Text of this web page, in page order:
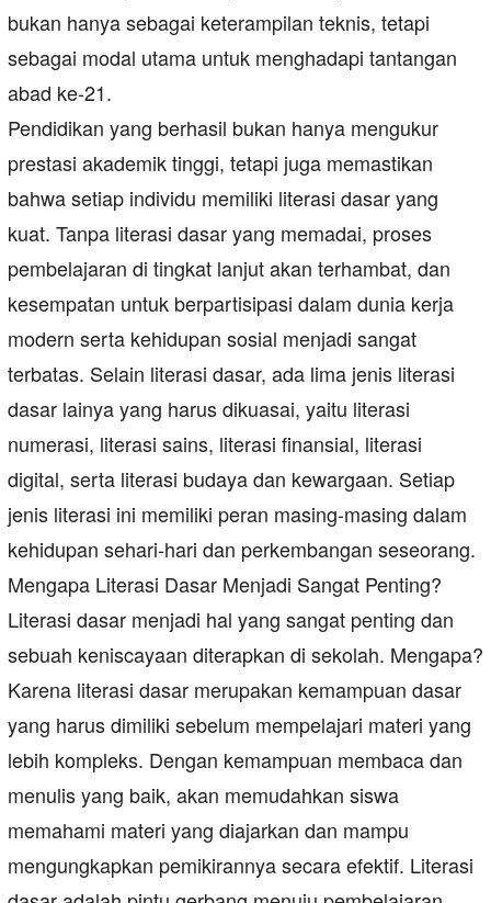
bukan hanya sebagai keterampilan teknis, tetapi
sebagai modal utama untuk menghadapi tantangan
abad ke-21.
Pendidikan yang berhasil bukan hanya mengukur
prestasi akademik tinggi, tetapi juga memastikan
bahwa setiap individu memiliki literasi dasar yang
kuat. Tanpa literasi dasar yang memadai, proses
pembelajaran di tingkat lanjut akan terhambat, dan
kesempatan untuk berpartisipasi dalam dunia kerja
modern serta kehidupan sosial menjadi sangat
terbatas. Selain literasi dasar, ada lima jenis literasi
dasar lainya yang harus dikuasai, yaitu literasi
numerasi, literasi sains, literasi finansial, literasi
digital, serta literasi budaya dan kewargaan. Setiap
jenis literasi ini memiliki peran masing-masing dalam
kehidupan sehari-hari dan perkembangan seseorang.
Mengapa Literasi Dasar Menjadi Sangat Penting?
Literasi dasar menjadi hal yang sangat penting dan
sebuah keniscayaan diterapkan di sekolah. Mengapa?
Karena literasi dasar merupakan kemampuan dasar
yang harus dimiliki sebelum mempelajari materi yang
lebih kompleks. Dengan kemampuan membaca dan
menulis yang baik, akan memudahkan siswa
memahami materi yang diajarkan dan mampu
mengungkapkan pemikirannya secara efektif. Literasi